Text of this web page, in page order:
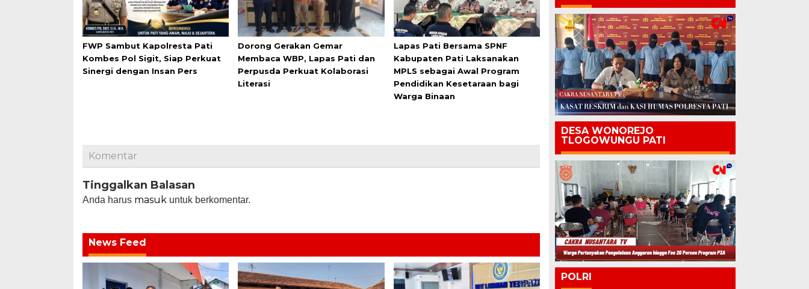
FWP Sambut Kapolresta Pati
Kombes Pol Sigit, Siap Perkuat
Sinergi dengan Insan Pers
Dorong Gerakan Gemar
Membaca WBP, Lapas Pati dan
Perpusda Perkuat Kolaborasi
Literasi
Lapas Pati Bersama SPNF
Kabupaten Pati Laksanakan
MPLS sebagai Awal Program
Pendidikan Kesetaraan bagi
Warga Binaan
Komentar
Tinggalkan Balasan
Anda harus masuk untuk berkomentar.
News Feed
DESA WONOREJO
TLOGOWUNGU PATI
POLRI